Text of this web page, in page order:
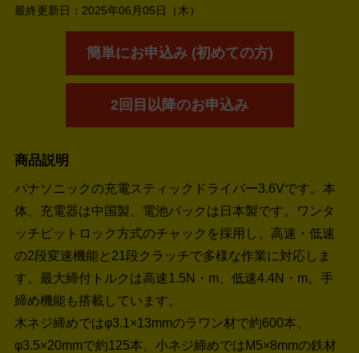
最終更新日： 2025年06月05日（木）
簡単にお申込み (初めての方)
2回目以降のお申込み
商品説明
パナソニックの充電スティックドライバー3.6Vです。本
体、充電器は中国製、電池パックは日本製です。ワンタ
ッチビットロック方式のチャックを採用し、高速・低速
の2段変速機能と21段クラッチで多様な作業に対応しま
す。最大締付トルクは高速1.5N・m、低速4.4N・m。手
締め機能も搭載しています。
木ネジ締めではφ3.1×13mmのラワン材で約600本、
φ3.5×20mmで約125本、小ネジ締めではM5×8mmの鉄材